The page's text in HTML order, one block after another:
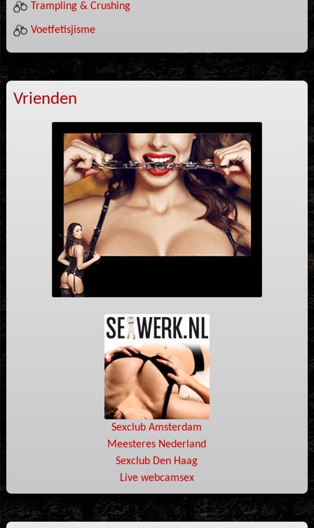
Trampling & Crushing
Voetfetisjisme
Vrienden
Sexclub Amsterdam
Meesteres Nederland
Sexclub Den Haag
Live webcamsex